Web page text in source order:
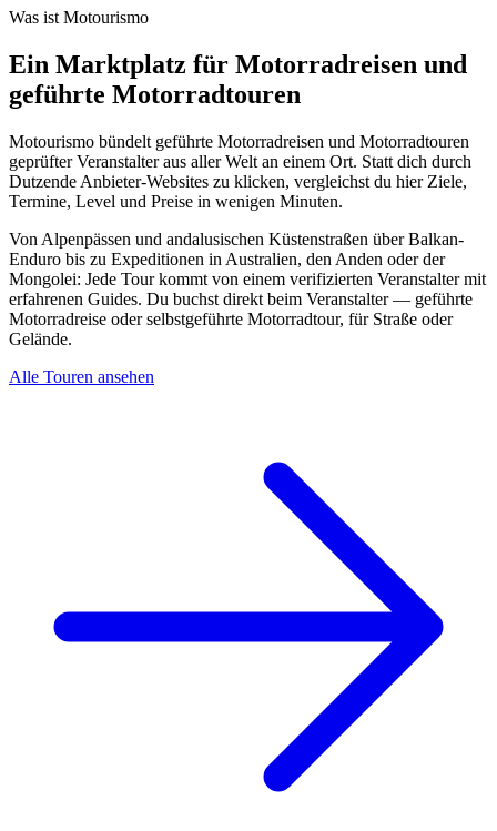
Was ist Motourismo
Ein Marktplatz für Motorradreisen und
geführte Motorradtouren
Motourismo bündelt geführte Motorradreisen und Motorradtouren
geprüfter Veranstalter aus aller Welt an einem Ort. Statt dich durch
Dutzende Anbieter-Websites zu klicken, vergleichst du hier Ziele,
Termine, Level und Preise in wenigen Minuten.
Von Alpenpässen und andalusischen Küstenstraßen über Balkan-
Enduro bis zu Expeditionen in Australien, den Anden oder der
Mongolei: Jede Tour kommt von einem verifizierten Veranstalter mit
erfahrenen Guides. Du buchst direkt beim Veranstalter — geführte
Motorradreise oder selbstgeführte Motorradtour, für Straße oder
Gelände.
Alle Touren ansehen